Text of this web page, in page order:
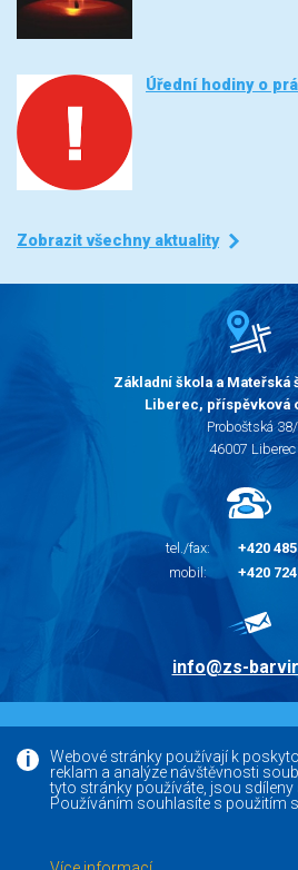
Webové stránky používají k
reklam a analýze návštěvnosti
tyto stránky používáte, jsou sdíleny
Používáním souhlasíte s použitím
Úřední hodiny o
Zobrazit všechny aktuality
Základní škola a Mateřská
Liberec, příspěvková
Proboštská
46007 Liberec
tel./fax:
+420
mobil:
+420
info@zs-
Facebook
Versoft.cz - tvorba www